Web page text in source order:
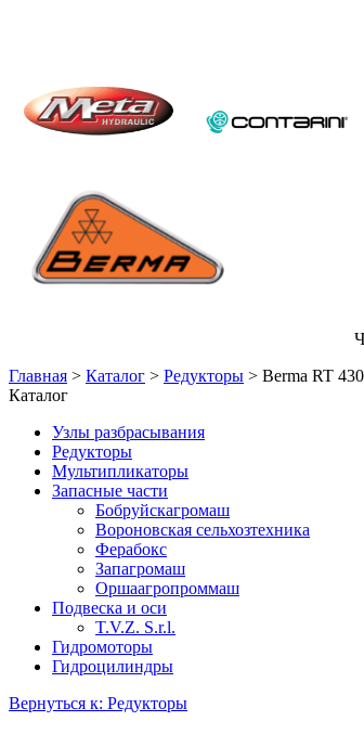
Главная > Каталог > Редукторы > Berma RT
Каталог
Узлы разбрасывания
Редукторы
Мультипликаторы
Запасные части
Бобруйскагромаш
Вороновская сельхозтехника
Ферабокс
Запагромаш
Оршаагропроммаш
Подвеска и оси
T.V.Z. S.r.l.
Гидромоторы
Гидроцилиндры
Вернуться к: Редукторы